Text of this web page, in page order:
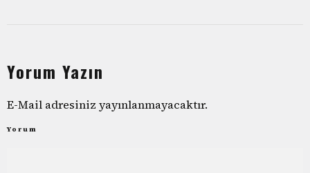
Yorum Yazın
E-Mail adresiniz yayınlanmayacaktır.
Yorum